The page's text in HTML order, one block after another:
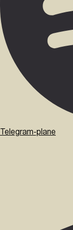
Telegram-plane